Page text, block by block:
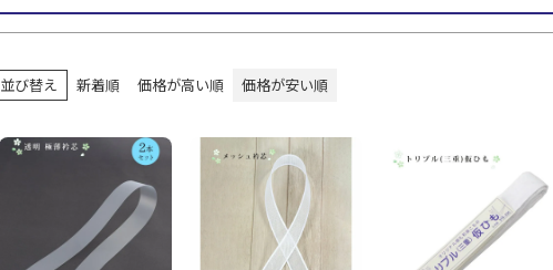
並び替え 新着順 価格が高い順 価格が安い順